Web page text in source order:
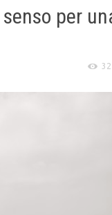
per